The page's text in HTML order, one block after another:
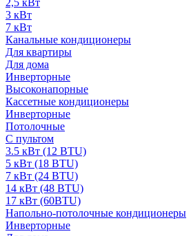
2,5 кВт
3 кВт
7 кВт
Канальные кондиционеры
Для квартиры
Для дома
Инверторные
Высоконапорные
Кассетные кондиционеры
Инверторные
Потолочные
С пультом
3.5 кВт (12 BTU)
5 кВт (18 BTU)
7 кВт (24 BTU)
14 кВт (48 BTU)
17 кВт (60BTU)
Напольно-потолочные кондиционеры
Инверторные